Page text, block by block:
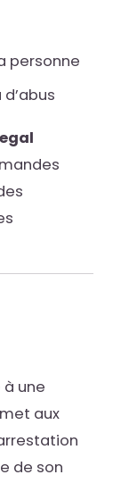
personne
une
aux
de son